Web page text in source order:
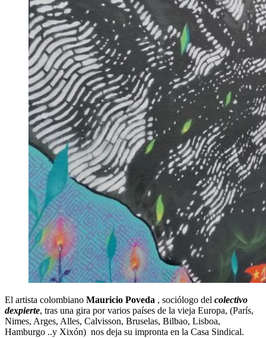
El artista colombiano Mauricio Poveda , sociólogo del colectivo
dexpierte, tras una gira por varios países de la vieja Europa, (París,
Nimes, Arges, Alles, Calvisson, Bruselas, Bilbao, Lisboa,
Hamburgo ..y Xixón) nos deja su impronta en la Casa Sindical.